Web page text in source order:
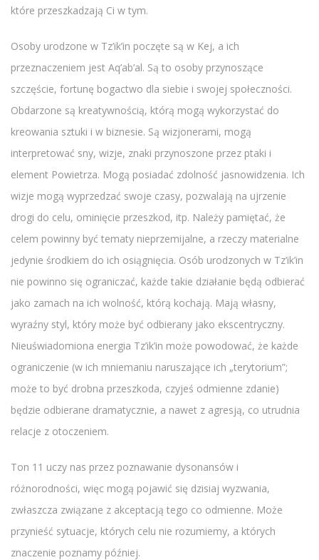
które przeszkadzają Ci w tym.
Osoby urodzone w Tz’ik’in poczęte są w Kej, a ich
przeznaczeniem jest Aq’ab’al. Są to osoby przynoszące
szczęście, fortunę bogactwo dla siebie i swojej społeczności.
Obdarzone są kreatywnością, którą mogą wykorzystać do
kreowania sztuki i w biznesie. Są wizjonerami, mogą
interpretować sny, wizje, znaki przynoszone przez ptaki i
element Powietrza. Mogą posiadać zdolność jasnowidzenia. Ich
wizje mogą wyprzedzać swoje czasy, pozwalają na ujrzenie
drogi do celu, ominięcie przeszkod, itp. Należy pamiętać, że
celem powinny być tematy nieprzemijalne, a rzeczy materialne
jedynie środkiem do ich osiągnięcia. Osób urodzonych w Tz’ik’in
nie powinno się ograniczać, każde takie działanie będą odbierać
jako zamach na ich wolność, którą kochają. Mają własny,
wyraźny styl, który może być odbierany jako ekscentryczny.
Nieuświadomiona energia Tz’ik’in może powodować, że każde
ograniczenie (w ich mniemaniu naruszające ich „terytorium”;
może to być drobna przeszkoda, czyjeś odmienne zdanie)
będzie odbierane dramatycznie, a nawet z agresją, co utrudnia
relacje z otoczeniem.
Ton 11 uczy nas przez poznawanie dysonansów i
różnorodności, więc mogą pojawić się dzisiaj wyzwania,
zwłaszcza związane z akceptacją tego co odmienne. Może
przynieść sytuacje, których celu nie rozumiemy, a których
znaczenie poznamy później.